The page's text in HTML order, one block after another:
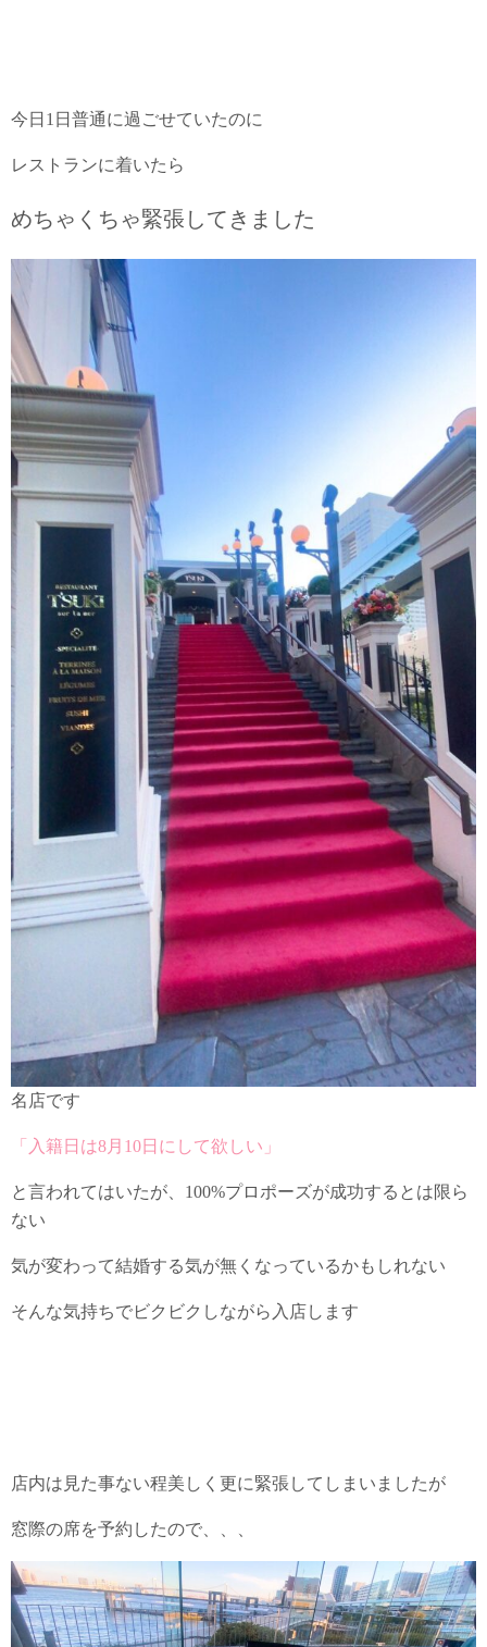
今日1日普通に過ごせていたのに
レストランに着いたら
めちゃくちゃ緊張してきました
名店です
「入籍日は8月10日にして欲しい」
と言われてはいたが、100%プロポーズが成功するとは限ら
ない
気が変わって結婚する気が無くなっているかもしれない
そんな気持ちでビクビクしながら入店します
店内は見た事ない程美しく更に緊張してしまいましたが
窓際の席を予約したので、、、